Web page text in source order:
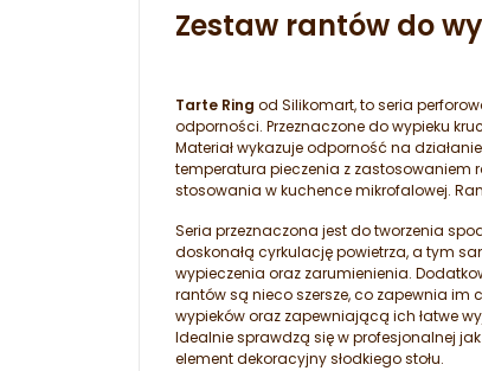
Zestaw rantów do
Tarte Ring od Silikomart, to seria
odporności. Przeznaczone do wypieku
Materiał wykazuje odporność na
temperatura pieczenia z zastosowaniem
stosowania w kuchence mikrofalowej.
Seria przeznaczona jest do tworzenia
doskonałą cyrkulację powietrza, a tym
wypieczenia oraz zarumienienia.
rantów są nieco szersze, co zapewnia
wypieków oraz zapewniającą ich łatwe
Idealnie sprawdzą się w profesjonalnej
element dekoracyjny słodkiego stołu.